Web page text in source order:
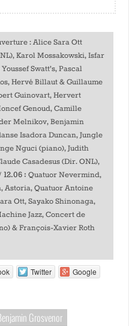
: Alice Sara Ott
Karol Mossakowski, Isfar
Swatt’s, Pascal
Hervé Billaut & Guillaume
Guinovart, Hervert
Genoud, Camille
Melnikov, Benjamin
Isadora Duncan, Jungle
Nguci (piano), Judith
Casadesus (Dir. ONL),
12.06 : Quatuor Nevermind,
Astoria, Quatuor Antoine
Ott, Sayako Shinonaga,
Jazz, Concert de
& François-Xavier Roth
Twitter
Google
Grosvenor